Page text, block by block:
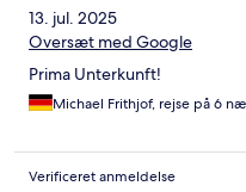
13. jul. 2025
Oversæt med Google
Prima Unterkunft!
Michael Frithjof, rejse på 6
Verificeret anmeldelse